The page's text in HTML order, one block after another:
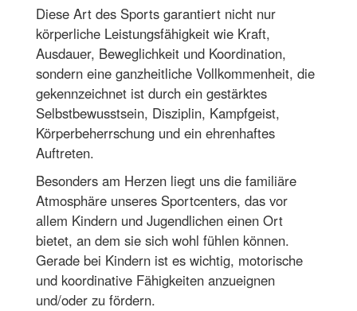
Diese Art des Sports garantiert nicht nur
körperliche Leistungsfähigkeit wie Kraft,
Ausdauer, Beweglichkeit und Koordination,
sondern eine ganzheitliche Vollkommenheit, die
gekennzeichnet ist durch ein gestärktes
Selbstbewusstsein, Disziplin, Kampfgeist,
Körperbeherrschung und ein ehrenhaftes
Auftreten.
Besonders am Herzen liegt uns die familiäre
Atmosphäre unseres Sportcenters, das vor
allem Kindern und Jugendlichen einen Ort
bietet, an dem sie sich wohl fühlen können.
Gerade bei Kindern ist es wichtig, motorische
und koordinative Fähigkeiten anzueignen
und/oder zu fördern.